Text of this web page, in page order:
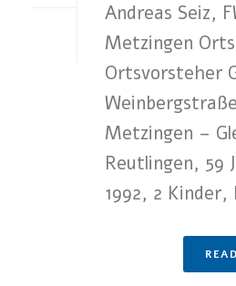
Andreas Seiz,
Metzingen
Ortsvorsteher
Metzingen –
Reutlingen, 59
1992, 2